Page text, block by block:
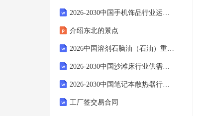
2026-2030中国手机饰品行业运营模式及竞争策略分析研究报告()
介绍东北的景点
2026中国溶剂石脑油（石油）重芳烃行业发展形势及投资盈利预测报告
2026-2030中国沙滩床行业供需趋势及投资风险研究报告
2026-2030中国笔记本散热器行业市场发展趋势与前景展望战略研究报告
工厂签交易合同